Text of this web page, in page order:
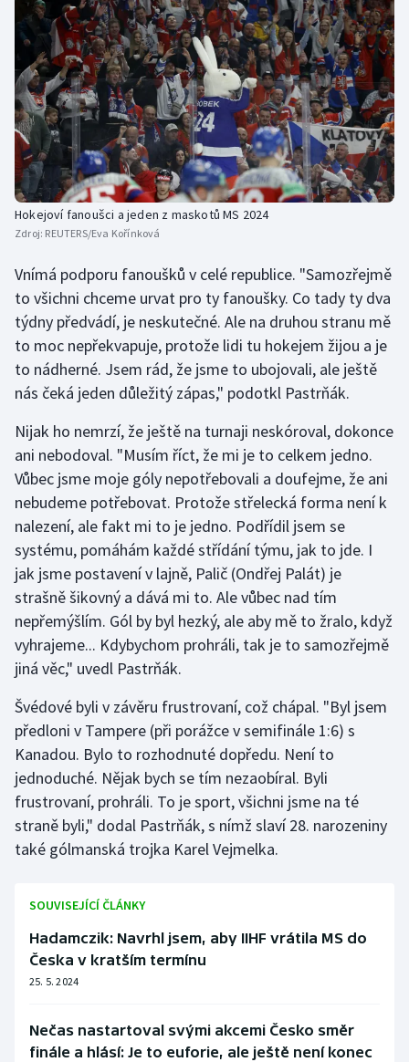
Hokejoví fanoušci a jeden z maskotů MS 2024
Zdroj: REUTERS/Eva Kořínková
Vnímá podporu fanoušků v celé republice. "Samozřejmě
to všichni chceme urvat pro ty fanoušky. Co tady ty dva
týdny předvádí, je neskutečné. Ale na druhou stranu mě
to moc nepřekvapuje, protože lidi tu hokejem žijou a je
to nádherné. Jsem rád, že jsme to ubojovali, ale ještě
nás čeká jeden důležitý zápas," podotkl Pastrňák.
Nijak ho nemrzí, že ještě na turnaji neskóroval, dokonce
ani nebodoval. "Musím říct, že mi je to celkem jedno.
Vůbec jsme moje góly nepotřebovali a doufejme, že ani
nebudeme potřebovat. Protože střelecká forma není k
nalezení, ale fakt mi to je jedno. Podřídil jsem se
systému, pomáhám každé střídání týmu, jak to jde. I
jak jsme postavení v lajně, Palič (Ondřej Palát) je
strašně šikovný a dává mi to. Ale vůbec nad tím
nepřemýšlím. Gól by byl hezký, ale aby mě to žralo, když
vyhrajeme... Kdybychom prohráli, tak je to samozřejmě
jiná věc," uvedl Pastrňák.
Švédové byli v závěru frustrovaní, což chápal. "Byl jsem
předloni v Tampere (při porážce v semifinále 1:6) s
Kanadou. Bylo to rozhodnuté dopředu. Není to
jednoduché. Nějak bych se tím nezaobíral. Byli
frustrovaní, prohráli. To je sport, všichni jsme na té
straně byli," dodal Pastrňák, s nímž slaví 28. narozeniny
také gólmanská trojka Karel Vejmelka.
SOUVISEJÍCÍ ČLÁNKY
Hadamczik: Navrhl jsem, aby IIHF vrátila MS do
Česka v kratším termínu
25. 5. 2024
Nečas nastartoval svými akcemi Česko směr
finále a hlásí: Je to euforie, ale ještě není konec